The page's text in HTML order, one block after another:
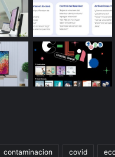
contaminacion covid